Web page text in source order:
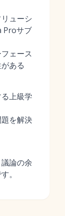
ューシ
Proサブ
ェース
ある
上級学
を解決
論の余
。